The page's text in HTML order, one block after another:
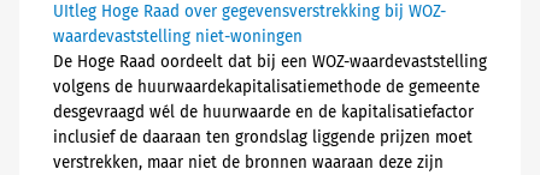
UItleg Hoge Raad over gegevensverstrekking bij WOZ-
waardevaststelling niet-woningen
De Hoge Raad oordeelt dat bij een WOZ-waardevaststelling
volgens de huurwaardekapitalisatiemethode de gemeente
desgevraagd wél de huurwaarde en de kapitalisatiefactor
inclusief de daaraan ten grondslag liggende prijzen moet
verstrekken, maar niet de bronnen waaraan deze zijn